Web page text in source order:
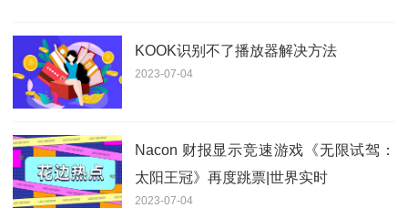
KOOK识别不了播放器解决方法
2023-07-04
Nacon 财报显示竞速游戏《无限试驾：
太阳王冠》再度跳票|世界实时
2023-07-04